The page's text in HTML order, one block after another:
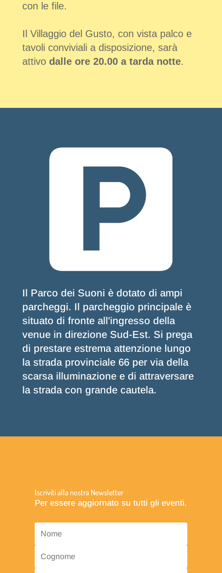
con le file.
Il Villaggio del Gusto, con vista palco e
tavoli conviviali a disposizione, sarà
attivo dalle ore 20.00 a tarda notte.
Il Parco dei Suoni è dotato di ampi
parcheggi. Il parcheggio principale è
situato di fronte all'ingresso della
venue in direzione Sud-Est. Si prega
di prestare estrema attenzione lungo
la strada provinciale 66 per via della
scarsa illuminazione e di attraversare
la strada con grande cautela.
Iscriviti alla nostra Newsletter
Per essere aggiornato su tutti gli eventi.